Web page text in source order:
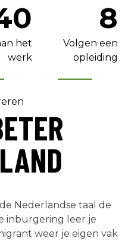
het
werk
8
Volgen een
opleiding
Nederlandse taal de
inburgering leer je
weer je eigen vak